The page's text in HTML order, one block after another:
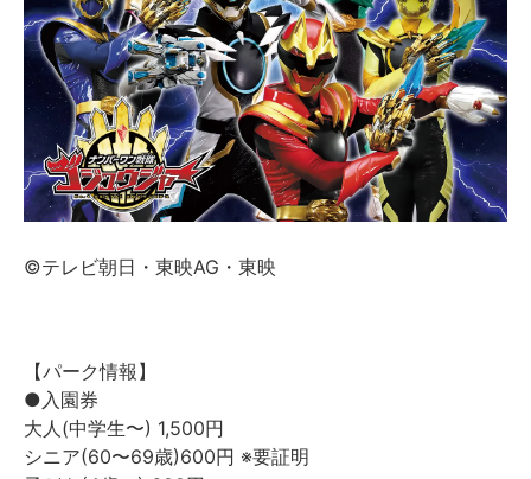
©テレビ朝日・東映AG・東映
【パーク情報】
●入園券
大人(中学生〜) 1,500円
シニア(60〜69歳)600円 ※要証明